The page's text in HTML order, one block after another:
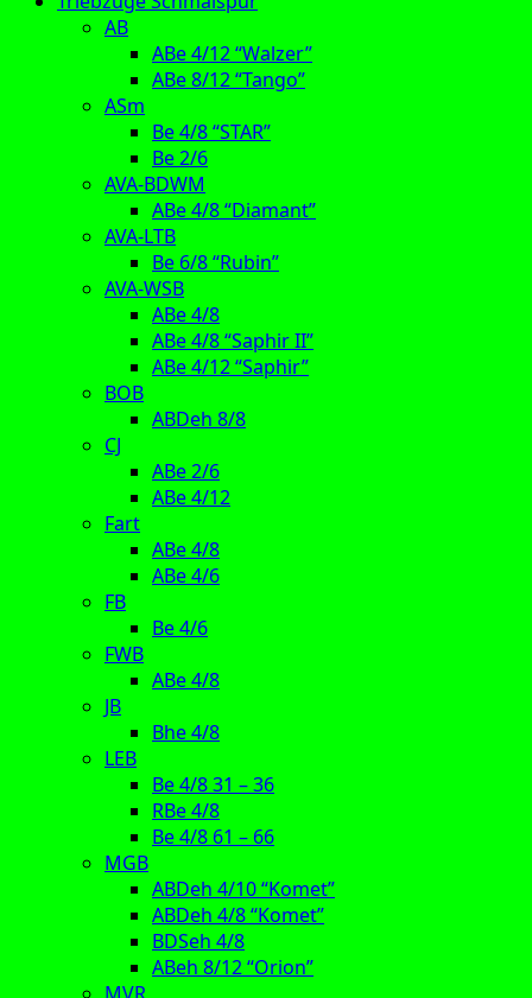
AB
ABe 4/12 “Walzer”
ABe 8/12 “Tango”
ASm
Be 4/8 “STAR”
Be 2/6
AVA-BDWM
ABe 4/8 “Diamant”
AVA-LTB
Be 6/8 “Rubin”
AVA-WSB
ABe 4/8
ABe 4/8 “Saphir II”
ABe 4/12 “Saphir”
BOB
ABDeh 8/8
CJ
ABe 2/6
ABe 4/12
Fart
ABe 4/8
ABe 4/6
FB
Be 4/6
FWB
ABe 4/8
JB
Bhe 4/8
LEB
Be 4/8 31 – 36
RBe 4/8
Be 4/8 61 – 66
MGB
ABDeh 4/10 “Komet”
ABDeh 4/8 “Komet”
BDSeh 4/8
ABeh 8/12 “Orion”